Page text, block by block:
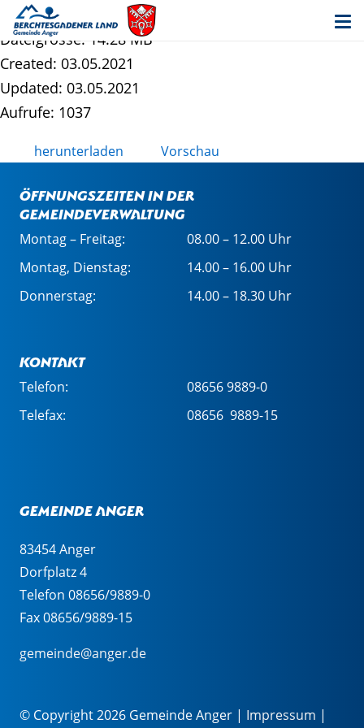
Energienutzungsplan
Dateigrösse: 14.28 MB
Created: 03.05.2021
Updated: 03.05.2021
Aufrufe: 1037
herunterladen Vorschau
Öffnungszeiten in der
Gemeindeverwaltung
Montag – Freitag:
08.00 – 12.00 Uhr
Montag, Dienstag:
14.00 – 16.00 Uhr
Donnerstag:
14.00 – 18.30 Uhr
Kontakt
Telefon:
08656 9889-0
Telefax:
08656 9889-15
Gemeinde Anger
83454 Anger
Dorfplatz 4
Telefon 08656/9889-0
Fax 08656/9889-15
gemeinde@anger.de
© Copyright 2026 Gemeinde Anger | Impressum |